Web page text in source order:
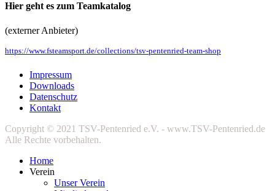
Hier geht es zum Teamkatalog
(externer Anbieter)
https://www.fsteamsport.de/collections/tsv-pentenried-team-shop
Impressum
Downloads
Datenschutz
Kontakt
Copyright © 2021 TSV-Pentenried e.V. - www.TSV-Pentenried.de
Alle Rechte vorbehalten.
Home
Verein
Unser Verein